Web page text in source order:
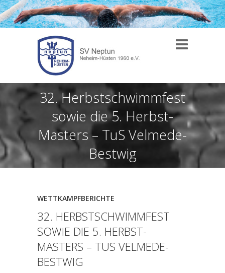
32. Herbstschwimmfest
sowie die 5. Herbst-
Masters – TuS Velmede-
Bestwig
WETTKAMPFBERICHTE
32. HERBSTSCHWIMMFEST
SOWIE DIE 5. HERBST-
MASTERS – TUS VELMEDE-
BESTWIG